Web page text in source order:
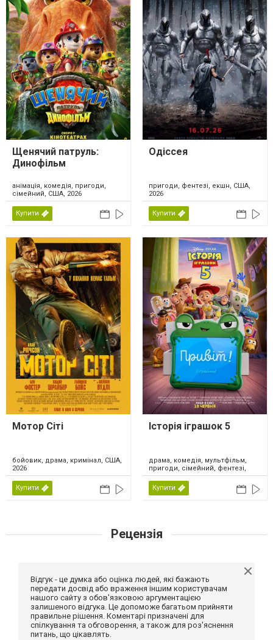
Щенячий патруль:
Динофільм
анімація, комедія, пригоди,
сімейний, США, 2026
Купити
Одіссея
пригоди, фентезі, екшн, США,
2026
Купити
Мотор Сіті
бойовик, драма, кримінал, США,
2026
Купити
Історія іграшок 5
драма, комедія, мультфільм,
пригоди, сімейний, фентезі,
США, 2026
Купити
Рецензія
Відгук - це думка або оцінка людей, які бажають
передати досвід або враження іншим користувачам
нашого сайту з обов'язковою аргументацією
залишеного відгука. Це допоможе багатьом прийняти
правильне рішення. Коментарі призначені для
спілкування та обговорення, а також для роз'яснення
питань, що цікавлять.